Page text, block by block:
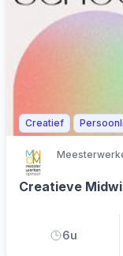
Creatief
Creatieve
6u